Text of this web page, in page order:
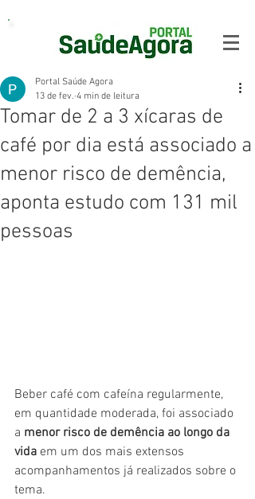
Tomar de 2 a 3 xícaras de
café por dia está associado a
menor risco de demência,
aponta estudo com 131 mil
pessoas
Portal Saúde Agora
13 de fev. 4 min de leitura
Beber café com cafeína regularmente,
em quantidade moderada, foi associado
a menor risco de demência ao longo da
vida em um dos mais extensos
acompanhamentos já realizados sobre o
tema.